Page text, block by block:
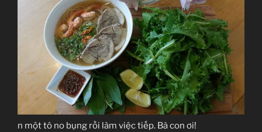
n một tô no bụng rồi làm việc tiếp. Bà con ơi!